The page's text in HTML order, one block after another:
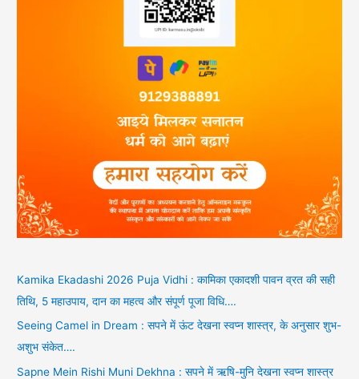
Kamika Ekadashi 2026 Puja Vidhi : कामिका एकादशी पावन व्रत की सही
तिथि, 5 महाउपाय, दान का महत्व और संपूर्ण पूजा विधि….
Seeing Camel in Dream : सपने में ऊंट देखना स्वप्न शास्त्र, के अनुसार शुभ-
अशुभ संकेत….
Sapne Mein Rishi Muni Dekhna : सपने में ऋषि-मुनि देखना स्वप्न शास्त्र